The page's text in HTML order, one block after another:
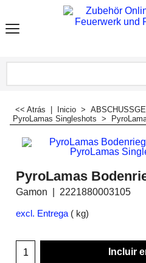
<< Atrás Inicio >
PyroLamas Singleshots >
PyroLamas
Gamon 2221880003105
excl. Entrega kg
Incluir